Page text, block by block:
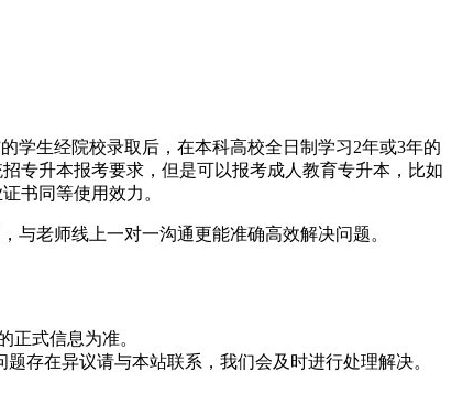
学生经院校录取后，在本科高校全日制学习2年或3年的
专升本报考要求，但是可以报考成人教育专升本，比如
书同等使用效力。
与老师线上一对一沟通更能准确高效解决问题。
正式信息为准。
存在异议请与本站联系，我们会及时进行处理解决。